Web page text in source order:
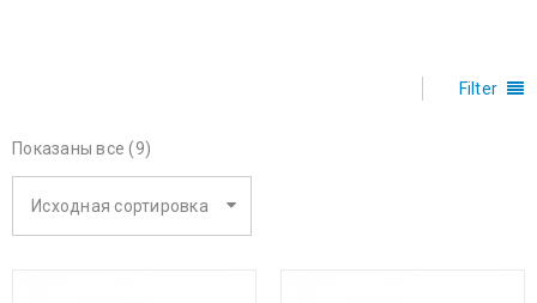
Filter
Показаны все (9)
Исходная сортировка